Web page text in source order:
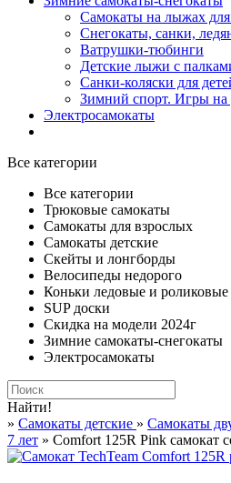
Самокаты на лыжах для
Снегокаты, санки,
Ватрушки-тюбинги
Детские лыжи с
Санки-коляски для
Зимний спорт. Игры на
Электросамокаты
Все категории
Все категории
Трюковые самокаты
Самокаты для взрослых
Самокаты детские
Cкейты и лонгборды
Велосипеды недорого
Коньки ледовые и роликовые
SUP доски
Скидка на модели 2024г
Зимние самокаты-снегокаты
Электросамокаты
Найти!
» Самокаты детские » Самокаты
7 лет » Comfort 125R Pink самокат